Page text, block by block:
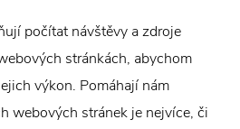
počítat návštěvy a zdroje
stránkách, abychom
výkon. Pomáhají nám
webových stránek je nejvíce, či